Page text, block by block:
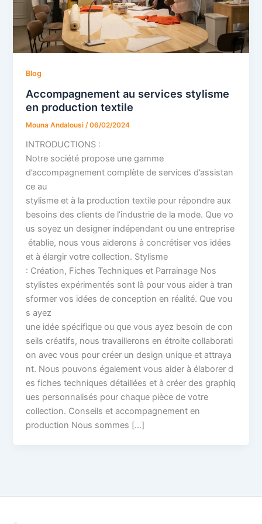
Blog
Accompagnement au services stylisme
en production textile
Mouna Andalousi/06/02/2024
INTRODUCTIONS :
Notre société propose une gamme
d’accompagnement complète de services d’assistan
ce au
stylisme et à la production textile pour répondre aux
besoins des clients de l’industrie de la mode. Que vo
us soyez un designer indépendant ou une entreprise
établie, nous vous aiderons à concrétiser vos idées
et à élargir votre collection. Stylisme
: Création, Fiches Techniques et Parrainage Nos
stylistes expérimentés sont là pour vous aider à tran
sformer vos idées de conception en réalité. Que vou
s ayez
une idée spécifique ou que vous ayez besoin de con
seils créatifs, nous travaillerons en étroite collaborati
on avec vous pour créer un design unique et attraya
nt. Nous pouvons également vous aider à élaborer d
es fiches techniques détaillées et à créer des graphiq
ues personnalisés pour chaque pièce de votre
collection. Conseils et accompagnement en
production Nous sommes […]